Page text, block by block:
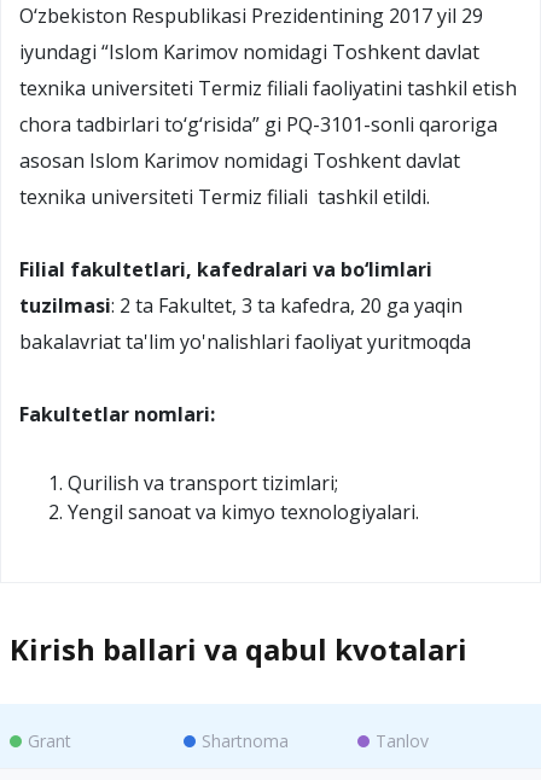
O‘zbekiston Respublikasi Prezidentining 2017 yil 29
iyundagi “Islom Karimov nomidagi Toshkent davlat
texnika universiteti Termiz filiali faoliyatini tashkil etish
chora tadbirlari to‘g‘risida” gi PQ-3101-sonli qaroriga
asosan Islom Karimov nomidagi Toshkent davlat
texnika universiteti Termiz filiali tashkil etildi.
Filial fakultetlari, kafedralari va bo‘limlari
tuzilmasi: 2 ta Fakultet, 3 ta kafedra, 20 ga yaqin
bakalavriat ta'lim yo'nalishlari faoliyat yuritmoqda
Fakultetlar nomlari:
Qurilish va transport tizimlari;
Yengil sanoat va kimyo texnologiyalari.
Kirish ballari va qabul kvotalari
Grant Shartnoma Tanlov